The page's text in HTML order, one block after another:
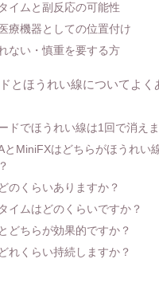
イムと副反応の可能性
療機器としての位置付け
ない・慎重を要する方
とほうれい線についてよく
ドでほうれい線は1回で消え
とMiniFXはどちらがほうれい
のくらいありますか？
イムはどのくらいですか？
どちらが効果的ですか？
れくらい持続しますか？